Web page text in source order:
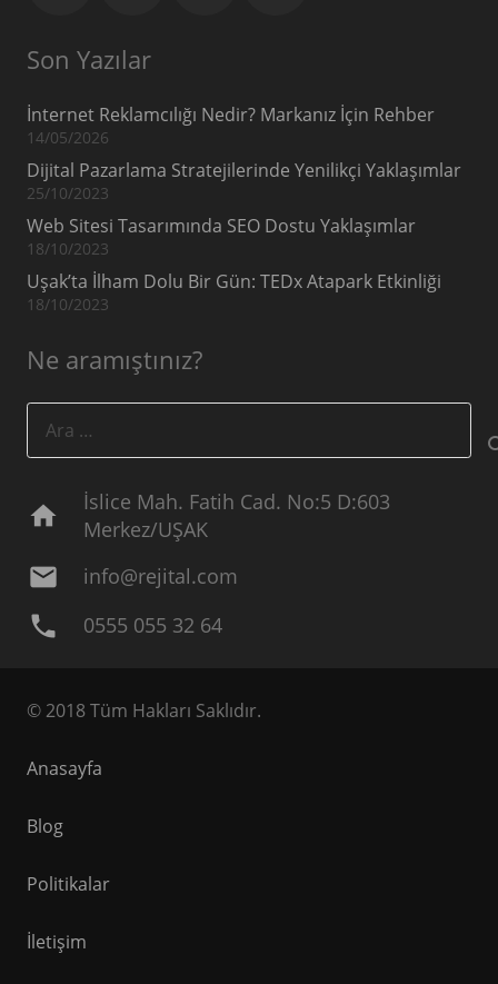
Son Yazılar
İnternet Reklamcılığı Nedir? Markanız İçin Rehber
14/05/2026
Dijital Pazarlama Stratejilerinde Yenilikçi Yaklaşımlar
25/10/2023
Web Sitesi Tasarımında SEO Dostu Yaklaşımlar
18/10/2023
Uşak’ta İlham Dolu Bir Gün: TEDx Atapark Etkinliği
18/10/2023
Ne aramıştınız?
home
İslice Mah. Fatih Cad. No:5 D:603
Merkez/UŞAK
mail info@rejital.com
phone 0555 055 32 64
© 2018 Tüm Hakları Saklıdır.
Anasayfa
Blog
Politikalar
İletişim